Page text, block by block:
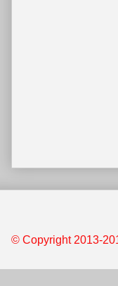
© Copyright 2013-